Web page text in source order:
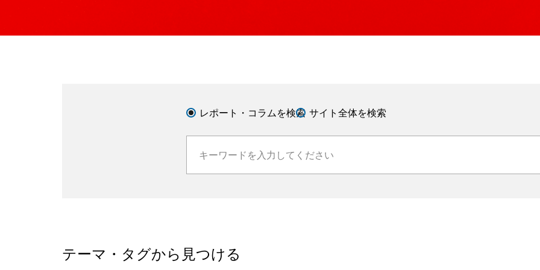
レポート・コラムを検索 サイト全体を検索
テーマ・タグから見つける